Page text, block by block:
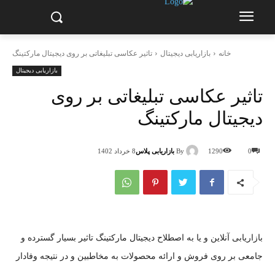
خانه بازاریابی دیجیتال تاثیر عکاسی تبلیغاتی بر روی دیجیتال مارکتینگ
بازاریابی دیجیتال
تاثیر عکاسی تبلیغاتی بر روی
دیجیتال مارکتینگ
By بازاریابی پلاس8 خرداد 1402 0
1290
بازاریابی آنلاین و یا به اصطلاح دیجیتال مارکتینگ تاثیر بسیار گسترده و
جامعی بر روی فروش و ارائه محصولات به مخاطبین و در نتیجه وفادار